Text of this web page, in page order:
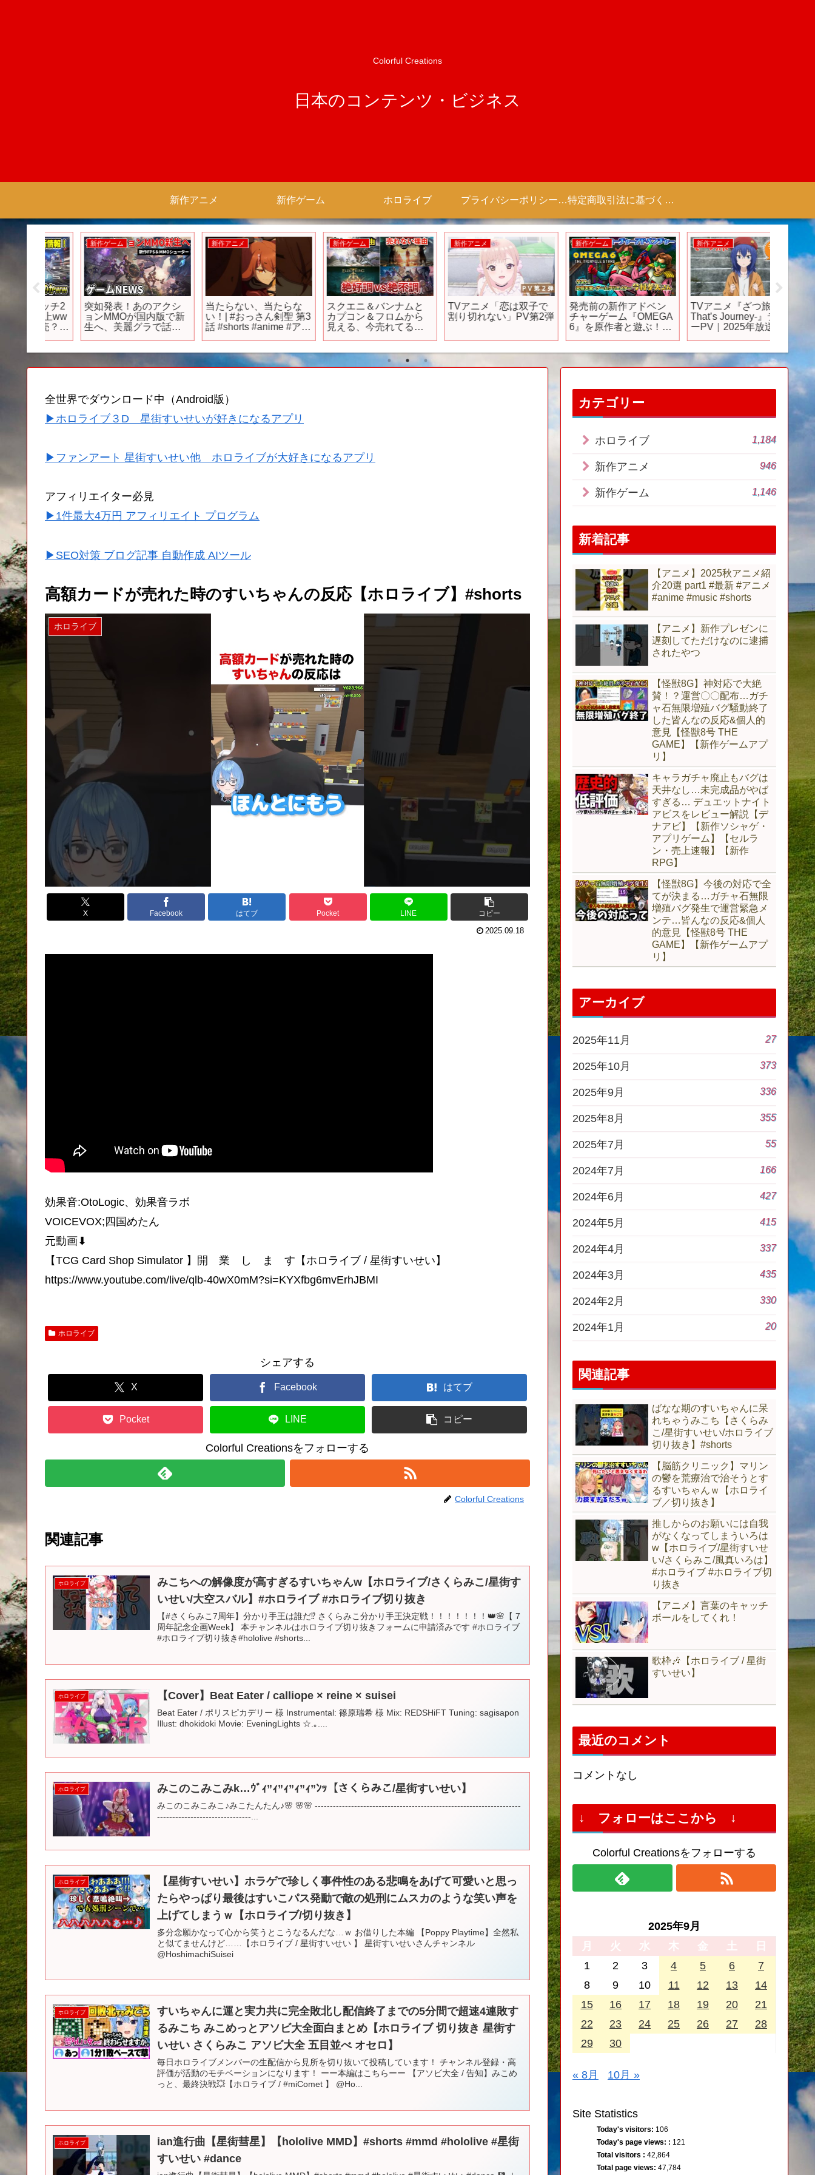
Colorful Creations
日本のコンテンツ・ビジネス
新作アニメ 新作ゲーム ホロライブ プライバシーポリシー 【Colorful Creation】 特定商取引法に基づく表記（商取引に関する開示）
新作ゲーム
突如発表！あのアクシ
ョンMMOが国内版で新
生へ、美麗グラで話題
新作アニメ
当たらない、当たらな
い！| #おっさん剣聖 第3
話 #shorts #anime #アニ
新作ゲーム
スクエニ＆バンナムと
カプコン＆フロムから
見える、今売れてるゲ
新作アニメ
TVアニメ「恋は双子で
割り切れない」PV第2弾
新作ゲーム
発売前の新作アドベン
チャーゲーム『OMEGA
6』を原作者と遊ぶ！
新作アニメ
TVアニメ『ざつ旅 -
That’s Journey-』ティザ
ーPV｜2025年放送予定
全世界でダウンロード中（Android版）
▶ホロライブ３D 星街すいせいが好きになるアプリ
▶ファンアート 星街すいせい他 ホロライブが大好きになるアプリ
アフィリエイター必見
▶1件最大4万円 アフィリエイト プログラム
▶SEO対策 ブログ記事 自動作成 AIツール
高額カードが売れた時のすいちゃんの反応【ホロライブ】#shorts
ホロライブ
X Facebook はてブ Pocket LINE コピー
2025.09.18
効果音:OtoLogic、効果音ラボ
VOICEVOX;四国めたん
元動画⬇︎
【TCG Card Shop Simulator 】開 業 し ま す【ホロライブ / 星街すいせい】
https://www.youtube.com/live/qlb-40wX0mM?si=KYXfbg6mvErhJBMI
ホロライブ
シェアする
X Facebook はてブ
Pocket LINE コピー
Colorful Creationsをフォローする
Colorful Creations
関連記事
ホロライブ
みこちへの解像度が高すぎるすいちゃんw【ホロライブ/さくらみこ/星街す
いせい/大空スバル】#ホロライブ #ホロライブ切り抜き
【#さくらみこ7周年】分かり手王は誰だ⁉ さくらみこ分かり手王決定戦！！！！！！！👑🌸【 7
周年記念企画Week】 本チャンネルはホロライブ切り抜きフォームに申請済みです #ホロライブ
#ホロライブ切り抜き#hololive #shorts...
ホロライブ 【Cover】Beat Eater / calliope × reine × suisei
Beat Eater / ポリスピカデリー 様 Instrumental: 篠原瑞希 様 Mix: REDSHiFT Tuning: sagisapon
Illust: dhokidoki Movie: EveningLights ☆.｡....
ホロライブ みこのこみこみk…ｳﾞｨ”ｨ”ｨ”ｨ”ｨ”ﾝｯ【さくらみこ/星街すいせい】
みこのこみこみこ♪みこたんたん♪🌸 🌸🌸 --------------------------------------------------------------------
-------------------------------...
ホロライブ
【星街すいせい】ホラゲで珍しく事件性のある悲鳴をあげて可愛いと思っ
たらやっぱり最後はすいこパス発動で敵の処刑にムスカのような笑い声を
上げてしまうｗ【ホロライブ/切り抜き】
多分念願かなって心から笑うとこうなるんだな…ｗ お借りした本編 【Poppy Playtime】全然私
と似てませんけど……【ホロライブ / 星街すいせい 】 星街すいせいさんチャンネル
@HoshimachiSuisei
ホロライブ
すいちゃんに運と実力共に完全敗北し配信終了までの5分間で超速4連敗す
るみこち みこめっとアソビ大全面白まとめ【ホロライブ 切り抜き 星街す
いせい さくらみこ アソビ大全 五目並べ オセロ】
毎日ホロライブメンバーの生配信から見所を切り抜いて投稿しています！ チャンネル登録・高
評価が活動のモチベーションになります！ ーー本編はこちらーー 【アソビ大全 / 告知】みこめ
っと、最終決戦💥【ホロライブ / #miComet 】 @Ho...
ホロライブ
ian進行曲【星街彗星】【hololive MMD】#shorts #mmd #hololive #星街
すいせい #dance
カテゴリー
ホロライブ 1,184
新作アニメ 946
新作ゲーム 1,146
新着記事
【アニメ】2025秋アニメ紹
介20選 part1 #最新 #アニメ
#anime #music #shorts
【アニメ】新作プレゼンに
遅刻してただけなのに逮捕
されたやつ
【怪獣8G】神対応で大絶
賛！？運営〇〇配布…ガチ
ャ石無限増殖バグ騒動終了
した皆んなの反応&個人的
意見【怪獣8号 THE
GAME】【新作ゲームアプ
リ】
キャラガチャ廃止もバグは
天井なし…未完成品がやば
すぎる… デュエットナイト
アビスをレビュー解説【デ
ナアビ】【新作ソシャゲ・
アプリゲーム】【セルラ
ン・売上速報】【新作
RPG】
【怪獣8G】今後の対応で全
てが決まる…ガチャ石無限
増殖バグ発生で運営緊急メ
ンテ…皆んなの反応&個人
的意見【怪獣8号 THE
GAME】【新作ゲームアプ
リ】
アーカイブ
2025年11月 27
2025年10月 373
2025年9月 336
2025年8月 355
2025年7月 55
2024年7月 166
2024年6月 427
2024年5月 415
2024年4月 337
2024年3月 435
2024年2月 330
2024年1月 20
関連記事
ばなな期のすいちゃんに呆
れちゃうみこち【さくらみ
こ/星街すいせい/ホロライブ
切り抜き】#shorts
【脳筋クリニック】マリン
の鬱を荒療治で治そうとす
るすいちゃんｗ【ホロライ
ブ／切り抜き】
推しからのお願いには自我
がなくなってしまういろは
w【ホロライブ/星街すいせ
い/さくらみこ/風真いろは】
#ホロライブ #ホロライブ切
り抜き
【アニメ】言葉のキャッチ
ボールをしてくれ！
歌枠🎶【ホロライブ / 星街
すいせい】
最近のコメント
コメントなし
↓ フォローはここから ↓
Colorful Creationsをフォローする
2025年9月
月
火 水 木 金 土
日
1
2 3 4 5 6
7
8
9 10 11 12 13
14
15
16 17 18 19 20
21
22
23 24 25 26 27
28
29
30
« 8月 10月 »
Site Statistics
Today's visitors: 106
Today's page views: : 121
Total visitors : 42,864
Total page views: 47,784